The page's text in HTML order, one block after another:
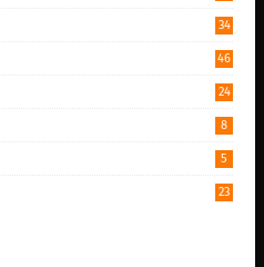
34
46
24
8
5
23